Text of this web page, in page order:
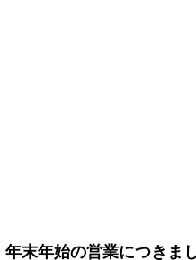
年末年始の営業につきま